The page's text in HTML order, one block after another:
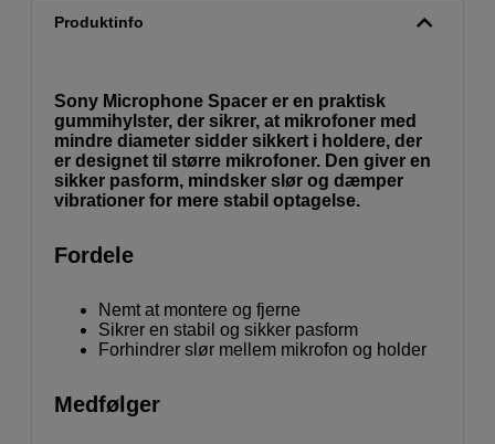
Produktinfo
Sony Microphone Spacer er en praktisk
gummihylster, der sikrer, at mikrofoner med
mindre diameter sidder sikkert i holdere, der
er designet til større mikrofoner. Den giver en
sikker pasform, mindsker slør og dæmper
vibrationer for mere stabil optagelse.
Fordele
Nemt at montere og fjerne
Sikrer en stabil og sikker pasform
Forhindrer slør mellem mikrofon og holder
Medfølger